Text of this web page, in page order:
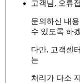
고객님, 오류
문의하신 내
수 있도록 하
다만, 고객센
는
처리가 다소